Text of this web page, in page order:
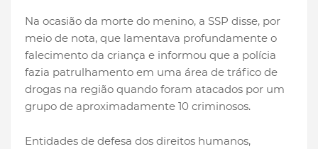
Na ocasião da morte do menino, a SSP disse, por
meio de nota, que lamentava profundamente o
falecimento da criança e informou que a polícia
fazia patrulhamento em uma área de tráfico de
drogas na região quando foram atacados por um
grupo de aproximadamente 10 criminosos.
Entidades de defesa dos direitos humanos,